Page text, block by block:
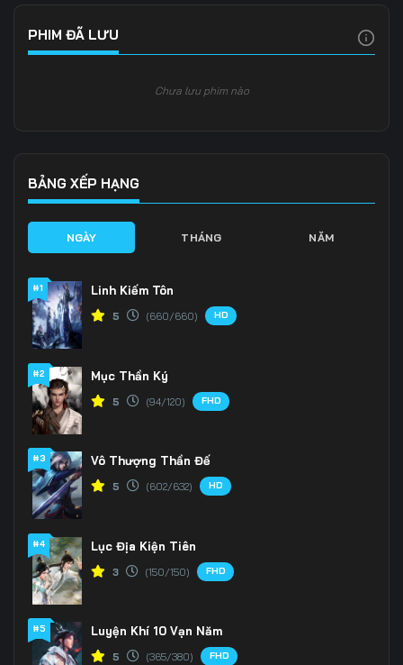
PHIM ĐÃ LƯU
Chưa lưu phim nào
BẢNG XẾP HẠNG
NGÀY THÁNG NĂM
#1 Linh Kiếm Tôn
5 (660/660) HD
#2 Mục Thần Ký
5 (94/120) FHD
#3 Vô Thượng Thần Đế
5 (602/632) HD
#4 Lục Địa Kiện Tiên
3 (150/150) FHD
#5 Luyện Khí 10 Vạn Năm
5 (365/380) FHD